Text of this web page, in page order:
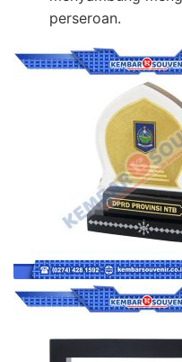
perseroan.